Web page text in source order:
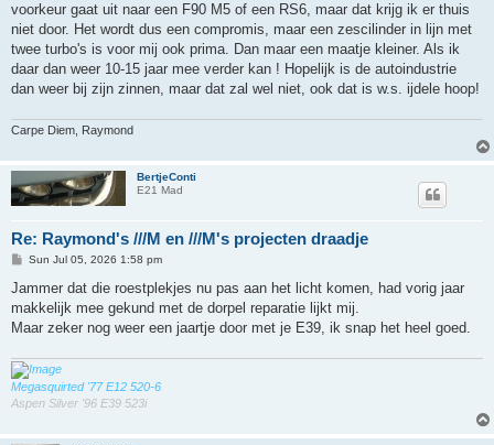
voorkeur gaat uit naar een F90 M5 of een RS6, maar dat krijg ik er thuis
niet door. Het wordt dus een compromis, maar een zescilinder in lijn met
twee turbo's is voor mij ook prima. Dan maar een maatje kleiner. Als ik
daar dan weer 10-15 jaar mee verder kan ! Hopelijk is de autoindustrie
dan weer bij zijn zinnen, maar dat zal wel niet, ook dat is w.s. ijdele hoop!
Carpe Diem, Raymond
BertjeConti
E21 Mad
Re: Raymond's ///M en ///M's projecten draadje
P
s
Sun Jul 05, 2026 1:58 pm
Jammer dat die roestplekjes nu pas aan het licht komen, had vorig jaar
makkelijk mee gekund met de dorpel reparatie lijkt mij.
Maar zeker nog weer een jaartje door met je E39, ik snap het heel goed.
Megasquirted '77 E12 520-6
Aspen Silver '96 E39 523i